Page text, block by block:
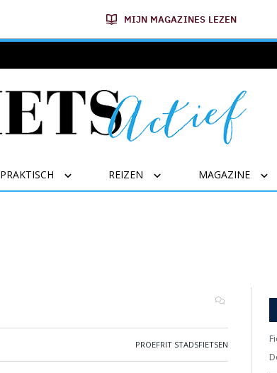
MIJN MAGAZINES LEZEN
PRAKTISCH REIZEN MAGAZINE
PROEFRIT STADSFIETSEN